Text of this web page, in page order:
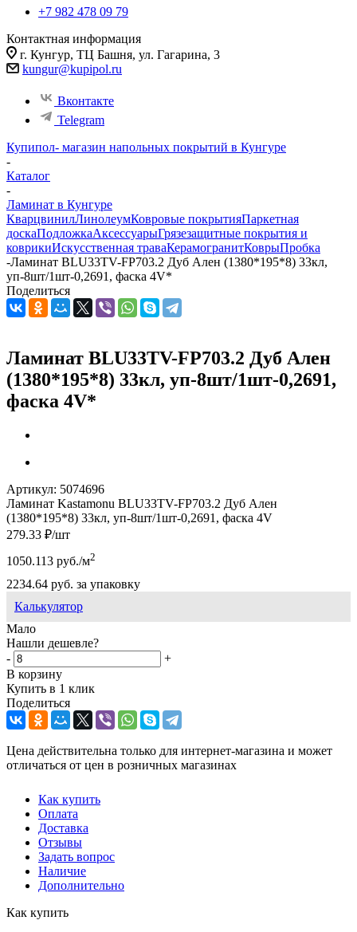
+7 982 478 09 79
Контактная информация
г. Кунгур, ТЦ Башня, ул. Гагарина, 3
kungur@kupipol.ru
Вконтакте
Telegram
Купипол- магазин напольных покрытий в Кунгуре
-
Каталог
-
Ламинат в Кунгуре
КварцвинилЛинолеумКовровые покрытияПаркетная
доскаПодложкаАксессуарыГрязезащитные покрытия и
коврикиИскусственная траваКерамогранитКоврыПробка
-Ламинат BLU33TV-FP703.2 Дуб Ален (1380*195*8) 33кл,
уп-8шт/1шт-0,2691, фаска 4V*
Поделиться
Ламинат BLU33TV-FP703.2 Дуб Ален
(1380*195*8) 33кл, уп-8шт/1шт-0,2691,
фаска 4V*
Артикул: 5074696
Ламинат Kastamonu BLU33TV-FP703.2 Дуб Ален
(1380*195*8) 33кл, уп-8шт/1шт-0,2691, фаска 4V
279.33 ₽/шт
1050.113 руб./м2
2234.64 руб. за упаковку
Калькулятор
Мало
Нашли дешевле?
-
+
В корзину
Купить в 1 клик
Поделиться
Цена действительна только для интернет-магазина и может
отличаться от цен в розничных магазинах
Как купить
Оплата
Доставка
Отзывы
Задать вопрос
Наличие
Дополнительно
Как купить